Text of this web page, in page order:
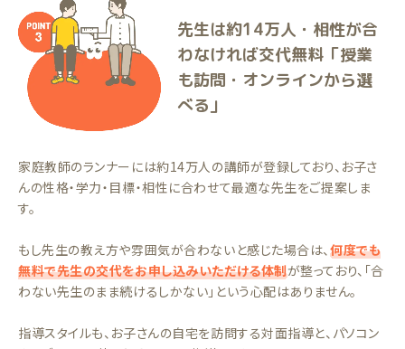
先生は約14万人・相性が合
わなければ交代無料「授業
も訪問・オンラインから選
べる」
家庭教師のランナーには約14万人の講師が登録しており、お子さ
んの性格・学力・目標・相性に合わせて最適な先生をご提案しま
す。
もし先生の教え方や雰囲気が合わないと感じた場合は、何度でも
無料で先生の交代をお申し込みいただける体制が整っており、「合
わない先生のまま続けるしかない」という心配はありません。
指導スタイルも、お子さんの自宅を訪問する対面指導と、パソコン